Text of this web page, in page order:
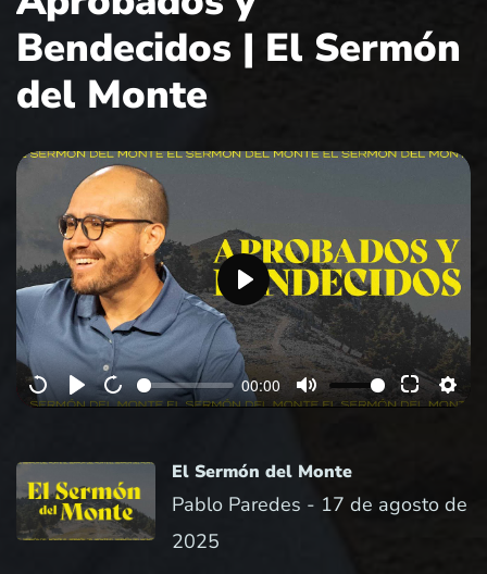
Bendecidos | El Sermón
del Monte
00:00
P
l
a
y
El Sermón del Monte
Pablo Paredes - 17 de agosto de
2025